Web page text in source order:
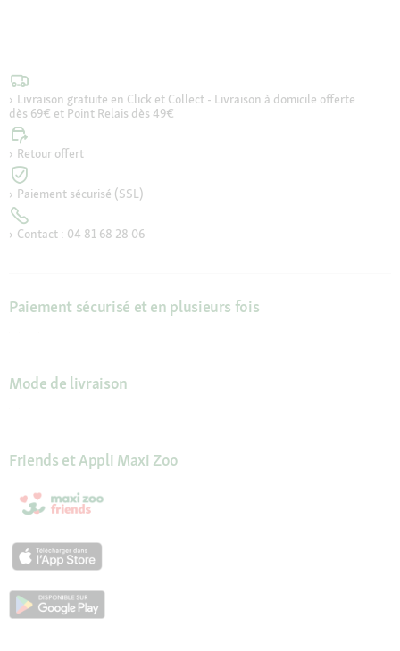
Livraison gratuite en Click et Collect - Livraison à domicile offerte
dès 69€ et Point Relais dès 49€
Retour offert
Paiement sécurisé (SSL)
Contact : 04 81 68 28 06
Paiement sécurisé et en plusieurs fois
Mode de livraison
Friends et Appli Maxi Zoo